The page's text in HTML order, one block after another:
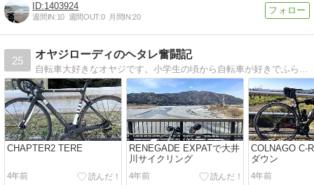
1403924
週間IN:10 週間OUT:0 月間IN:20
25
オヤジローディのヘタレ奮闘記
CHAPTER2 TERE
4年前
RENEGADE EXPATで大井
川サイクリング
4年前
COLNAGO C-
ダウン
4年前